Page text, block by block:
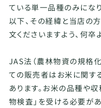
ている単一品種のみにな
以下、その経緯と当店の
文くださいますよう、何卒
JAS法（農林物資の規格
ての販売者はお米に関す
あります。お米の品種や
物検査」を受ける必要があ